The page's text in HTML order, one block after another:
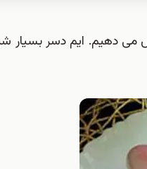
می دهیم. ایم دسر